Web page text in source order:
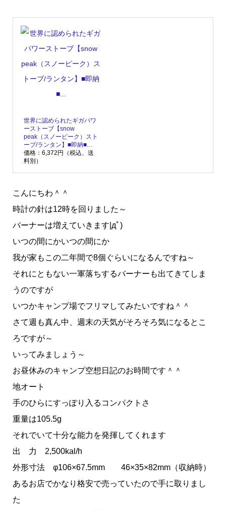
世界に認められたギガパワ
ーストーブ【snow
peak（スノーピーク）スト
ーブ/ランタン】■即納■…
価格：6,372円（税込、送
料別）
こんにちわ＾＾
時計の針は12時を回りました～
バーナーは増えていきます|дﾟ)
いつの間にかいつの間にか
我が家もこの二年間で8個ぐらいになるんですね～
それにともない一軍落ちするバーナーも出てきてしま
うのですが
いつかキャンプ場でフリマしてみたいですね＾＾
さて週も真ん中、週末の天気がそろそろ気になるとこ
ろですが～
いってみましょう～
お昼休みのキャンプ空想日記のお時間です＾＾
地オート
手のひらにすっぽり入るコンパクトさ
重量は105.5g
それでいて十分な能力を発揮してくれます
出 力 2,500kal/h
外形寸法 φ106×67.5mm 46×35×82mm（収納時）
あるお店でかなり格安で売っていたので手に取りまし
た